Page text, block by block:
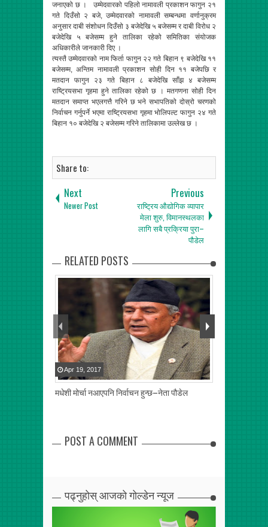
जनाएको छ ।
उम्मेदवारको पहिलो नामावली प्रकाशन फागुन २१
गते दिउँसो २ बजे, उम्मेदवारको नामावली सम्बन्धमा वर्णानुक्रम
अनुसार दाबी संशोधन दिउँसो ३ बजेदेखि ५ बजेसम्म र दाबी विरोध २
बजेदेखि ५ बजेसम्म हुने तालिका रहेको समितिका संयोजक
अधिकारीले जानकारी दिए ।
त्यस्तै उम्मेदवारको नाम फिर्ता फागुन २२ गते बिहान ९ बजेदेखि ११
बजेसम्म, अन्तिम नामावली प्रकाशन सोही दिन ११ बजेपछि र
मतदान फागुन २३ गते बिहान ८ बजेदेखि साँझ ४ बजेसम्म
राष्ट्रियसभा गृहमा हुने तालिका रहेको छ । मतगणना सोही दिन
मतदान समाप्त भएलगत्तै गरिने छ भने सभापतिको दोस्रो चरणको
निर्वाचन गर्नुपर्ने भएमा राष्ट्रियसभा गृहमा भोलिपल्ट फागुन २४ गते
बिहान १० बजेदेखि २ बजेसम्म गरिने तालिकामा उल्लेख छ ।
Share to:
Next
Newer Post
Previous
राष्ट्रिय औद्योगिक व्यापार
मेला शुरु, विमानस्थलका
लागि सबै प्रक्रिया पुरा–
पौडेल
RELATED POSTS
मधेशी मोर्चा नआएपनि निर्वाचन हुन्छ–नेता पौडेल
Apr 19 2017
POST A COMMENT
पढ्नुहोस् आजको गोल्डेन न्यूज